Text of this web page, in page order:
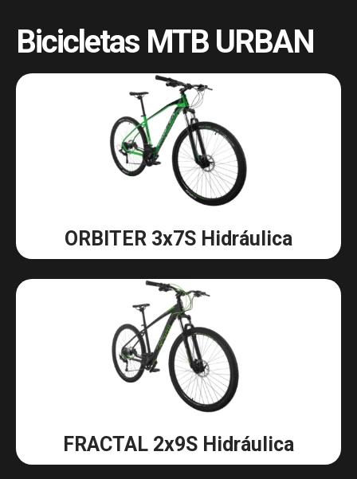
Bicicletas MTB URBAN
ORBITER 3x7S Hidráulica
FRACTAL 2x9S Hidráulica